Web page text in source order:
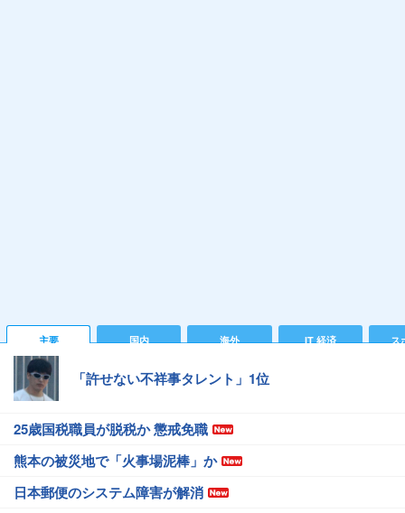
主要 国内 海外 IT 経済 ス
「許せない不祥事タレント」1位
25歳国税職員が脱税か 懲戒免職
熊本の被災地で「火事場泥棒」か
日本郵便のシステム障害が解消